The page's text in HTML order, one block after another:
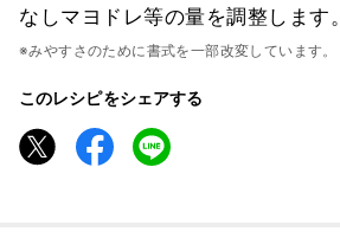
なしマヨドレ等の量を調整します。
※みやすさのために書式を一部改変しています。
このレシピをシェアする